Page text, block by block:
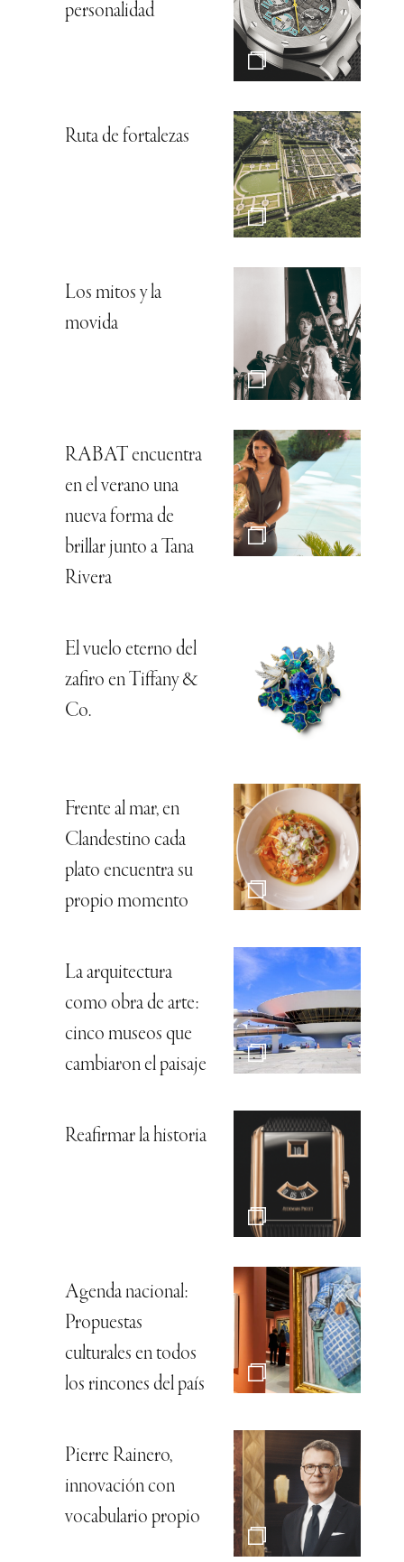
personalidad
Ruta de fortalezas
Los mitos y la
movida
RABAT encuentra
en el verano una
nueva forma de
brillar junto a Tana
Rivera
El vuelo eterno del
zafiro en Tiffany &
Co.
Frente al mar, en
Clandestino cada
plato encuentra su
propio momento
La arquitectura
como obra de arte:
cinco museos que
cambiaron el paisaje
Reafirmar la historia
Agenda nacional:
Propuestas
culturales en todos
los rincones del país
Pierre Rainero,
innovación con
vocabulario propio